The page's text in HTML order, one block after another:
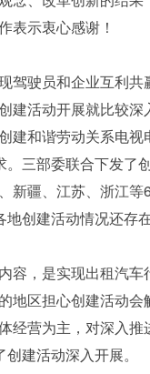
表示衷心感谢！
驶员和企业互利
建活动开展就比较
建和谐劳动关系电
三部委联合下发了
新疆、江苏、浙江
创建活动情况还存
容，是实现出租汽
地区担心创建活动
经营为主，对深入
建活动深入开展。